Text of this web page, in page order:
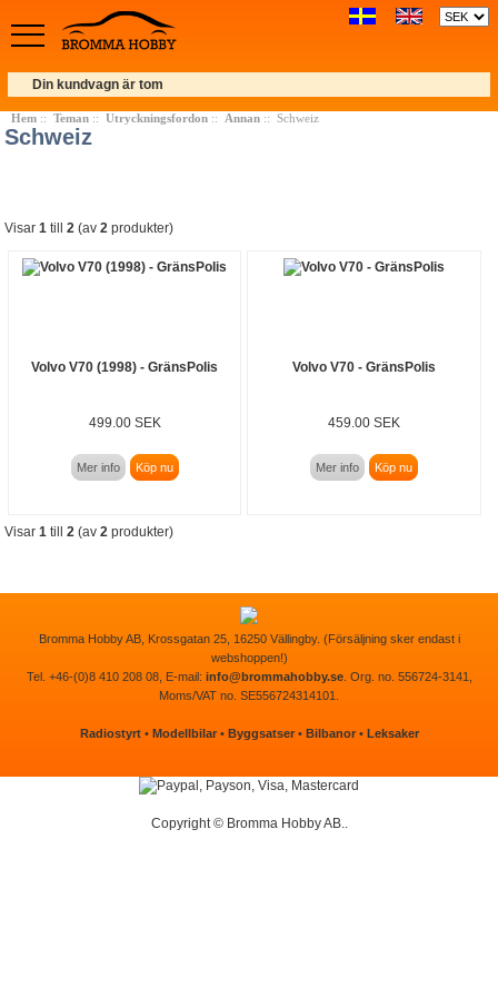
Din kundvagn är tom
Hem:: Teman:: Utryckningsfordon:: Annan:: Schweiz
Schweiz
Visar1 till2 (av2 produkter)
Volvo V70 (1998) - GränsPolis
499.00 SEK
Mer info Köp nu
Volvo V70 - GränsPolis
459.00 SEK
Mer info Köp nu
Visar1 till2 (av2 produkter)
Bromma Hobby AB, Krossgatan 25, 16250 Vällingby. (Försäljning sker endast i
webshoppen!)
Tel. +46-(0)8 410 208 08, E-mail: info@brommahobby.se. Org. no. 556724-3141,
Moms/VAT no. SE556724314101.
Radiostyrt• Modellbilar• Byggsatser• Bilbanor• Leksaker
Copyright © Bromma Hobby AB..